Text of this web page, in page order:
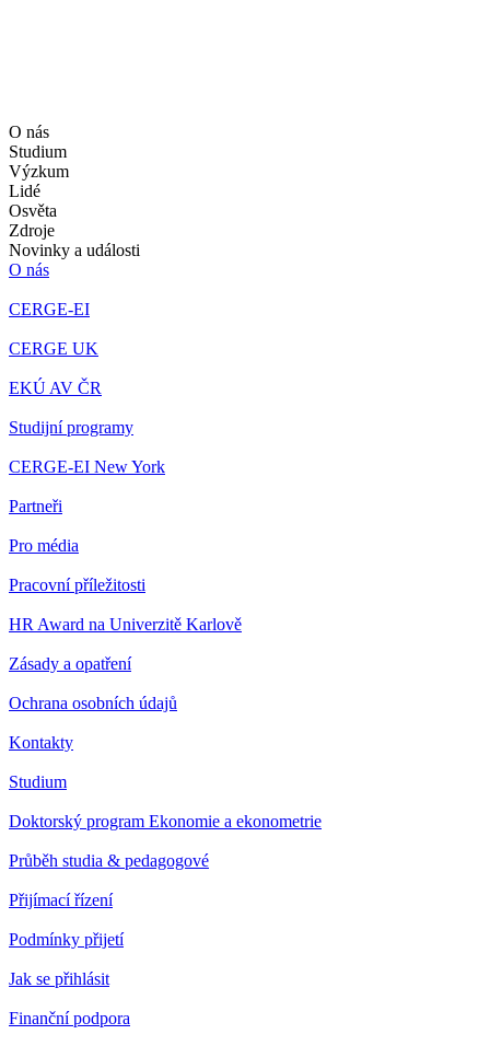
O nás
Studium
Výzkum
Lidé
Osvěta
Zdroje
Novinky a události
O nás
CERGE-EI
CERGE UK
EKÚ AV ČR
Studijní programy
CERGE-EI New York
Partneři
Pro média
Pracovní příležitosti
HR Award na Univerzitě Karlově
Zásady a opatření
Ochrana osobních údajů
Kontakty
Studium
Doktorský program Ekonomie a ekonometrie
Průběh studia & pedagogové
Přijímací řízení
Podmínky přijetí
Jak se přihlásit
Finanční podpora